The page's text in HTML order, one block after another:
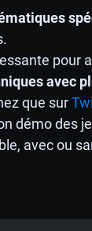
pour
avec
que sur
démo des
avec ou